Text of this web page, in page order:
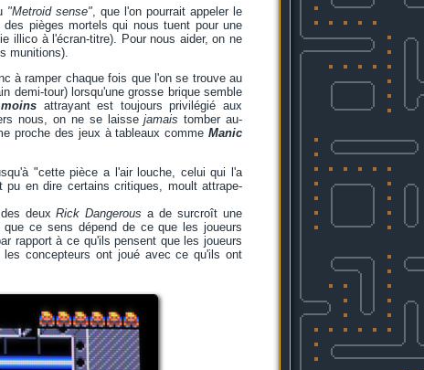
"Metroid sense", que l'on pourrait appeler le
pièges mortels qui nous tuent pour une
illico à l'écran-titre). Pour nous aider, on ne
munitions).
à ramper chaque fois que l'on se trouve au
demi-tour) lorsqu'une grosse brique semble
moinsattrayant est toujours privilégié aux
nous, on ne se laissejamais tomber au-
proche des jeux à tableaux comme Manic
"cette pièce a l'air louche, celui qui l'a
en dire certains critiques, moult attrape-
des deuxRick Dangerous a de surcroît une
ce sens dépend de ce que les joueurs
rapport à ce qu'ils pensent que les joueurs
les concepteurs ont joué avec ce qu'ils ont